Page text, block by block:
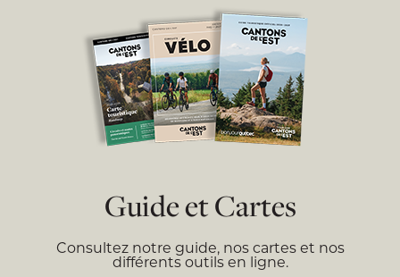
Guide et Cartes
Consultez notre guide, nos cartes et nos
différents outils en ligne.